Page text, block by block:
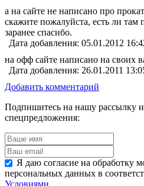
а на сайте не написано про
скажите пожалуйста, есть ли там
заранее спасибо.
Дата добавления: 05.01.2012
на офф сайте написано на своих
Дата добавления: 26.01.2011
Добавить комментарий
Подпишитесь на нашу рассылку
спецпредложения:
Я даю согласие на обработку
персональных данных в
Условиями